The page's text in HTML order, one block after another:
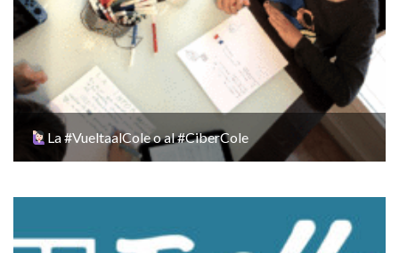
La #VueltaalCole o al #CiberCole